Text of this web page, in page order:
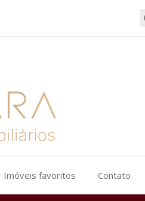
Imóveis favoritos Contato